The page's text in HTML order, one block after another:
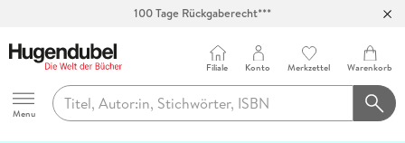
100 Tage Rückgaberecht***
Hugendubel
Menu
Filiale Konto Merkzettel Warenkorb